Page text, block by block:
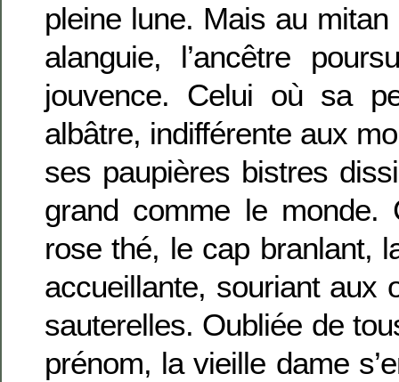
pleine lune. Mais au
alanguie, l’ancêtre
jouvence. Celui où sa
albâtre, indifférente aux
ses paupières bistres
grand comme le monde.
rose thé, le cap branlant,
accueillante, souriant aux
sauterelles. Oubliée de
prénom, la vieille dame